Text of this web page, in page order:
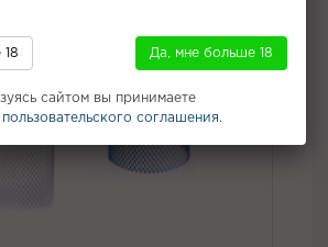
18 Да, мне больше 18
сайтом вы принимаете
соглашения.